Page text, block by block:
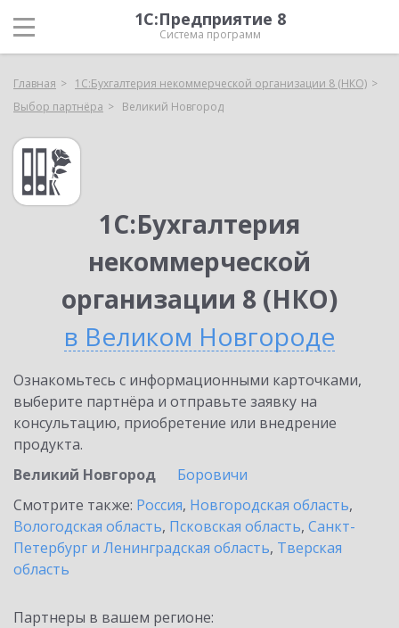
1С:Предприятие 8
Система программ
Главная
1С:Бухгалтерия некоммерческой организации 8 (НКО)
Выбор партнёра
Великий Новгород
1С:Бухгалтерия
некоммерческой
организации 8 (НКО)
в Великом Новгороде
Ознакомьтесь с информационными карточками,
выберите партнёра и отправьте заявку на
консультацию, приобретение или внедрение
продукта.
Великий Новгород
Боровичи
Смотрите также: Россия, Новгородская область,
Вологодская область, Псковская область, Санкт-
Петербург и Ленинградская область, Тверская
область
Партнеры в вашем регионе: